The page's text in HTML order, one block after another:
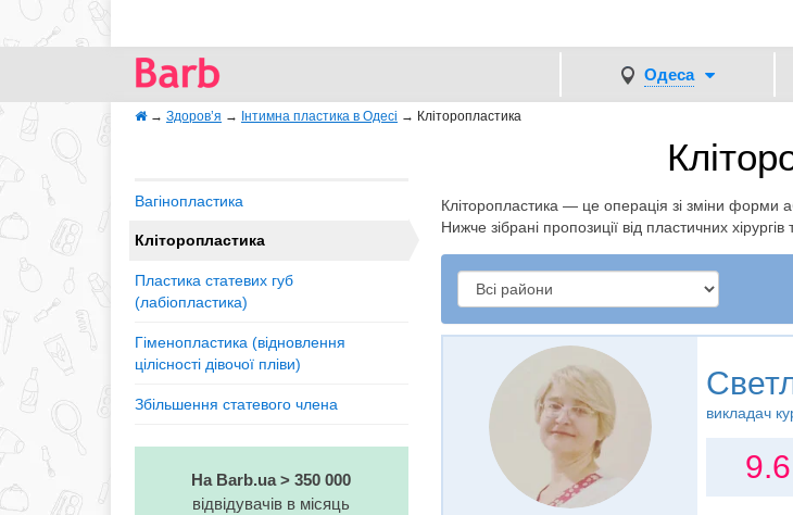
Одеса
→ Здоров’я → Інтимна пластика в Одесі → Кліторопластика
Кліторопластика — це операція зі зміни форми
Нижче зібрані пропозиції від пластичних хірургів
Вагінопластика
Кліторопластика
Пластика статевих губ
(лабіопластика)
Гіменопластика (відновлення
цілісності дівочої пліви)
Збільшення статевого члена
На Barb.ua > 350 000
відвідувачів в місяць
викладач
9.6